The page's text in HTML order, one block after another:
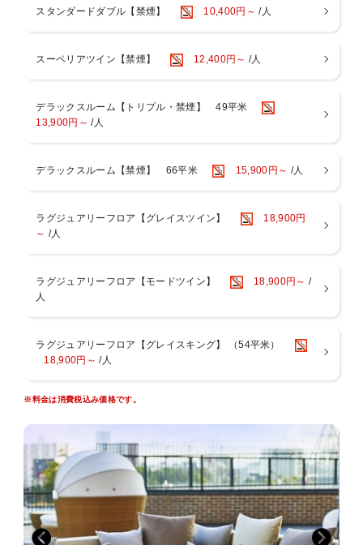
訪れた瞬間から非日常へと誘う洗練された空間でホテルステイをお楽
朝からしっかり食べて、健康的に過ごしていただきたいという思いを
【レストラン】3階 Dining BRICKSIDE
【営業時間】6：30～10：30（最終入店 10：00）
天然温泉の大浴場・サウナ・露天風呂完備。アメニティやタオル類も
アご着用でお越しいただけます。
入浴後は木のぬくもりが感じられる開放的なスパロビーでお寛ぎくだ
00（最終入場8：30）
※営業時間は変動する場合がございます。
※3歳以下のお子様のご利用はご遠慮いただいております。
※タトゥーのあるお客様はスパのご利用をご遠慮いただいておりま
＜ご注意点＞
■添い寝は有料人数1名様につき、お子様1名様（未就学児のみ）まで
となります。
■お部屋にございますナイトウェア・スリッパご着用時は、スパのみ
ご入場可能です。
その他施設は、ご入場・ご来店をお断りしております。
■ご宿泊料金は現地決済の場合、チェックイン時の前精算になりま
す。
■大阪府条例により、1人1泊あたり宿泊税（最大500円）を別途頂戴い
スタンダードダブル【禁煙】 10,400円～ /人
スーペリアツイン【禁煙】 12,400円～ /人
デラックスルーム【トリプル・禁煙】 49平米
13,900円～ /人
デラックスルーム【禁煙】 66平米 15,900円～ /人
ラグジュアリーフロア【グレイスツイン】
18,900円
～ /人
ラグジュアリーフロア【モードツイン】 18,900円～ /
人
ラグジュアリーフロア【グレイスキング】 （54平米）
18,900円～ /人
※料金は消費税込み価格です。